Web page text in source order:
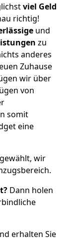
viel Geld
richtig!
und
zu
anderes
Zuhause
wir über
von
somit
eine
wir
Dann holen
erhalten Sie